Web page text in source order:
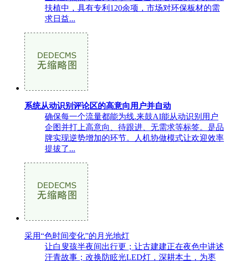
扶植中，具有专利120余项，市场对环保板材的需
求日益...
系统从动识别评论区的高意向用户并自动
确保每一个流量都能为线.来鼓AI能从动识别用户
企图并打上高意向、待跟进、无需求等标签。是品
牌实现逆势增加的环节。人机协做模式让欢迎效率
提拔了...
采用“色时间变化”的月光地灯
让白叟孩半夜间出行更；让古建建正在夜色中讲述
汗青故事；改换防眩光LED灯，深耕本土，为枣